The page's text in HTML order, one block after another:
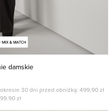
damskie
30 dni przed obniżką: 499,90 zł
zł